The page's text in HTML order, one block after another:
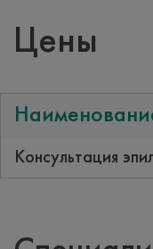
Цены
Консультация